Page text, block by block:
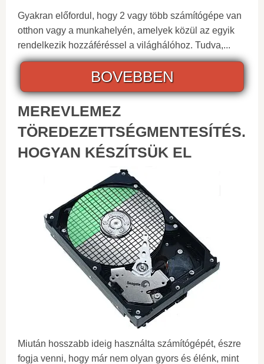
Gyakran előfordul, hogy 2 vagy több számítógépe van
otthon vagy a munkahelyén, amelyek közül az egyik
rendelkezik hozzáféréssel a világhálóhoz. Tudva,...
BOVEBBEN
MEREVLEMEZ
TÖREDEZETTSÉGMENTESÍTÉS.
HOGYAN KÉSZÍTSÜK EL
Miután hosszabb ideig használta számítógépét, észre
fogja venni, hogy már nem olyan gyors és élénk, mint